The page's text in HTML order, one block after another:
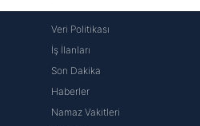
Veri Politikası
İş İlanları
Son Dakika
Haberler
Namaz Vakitleri